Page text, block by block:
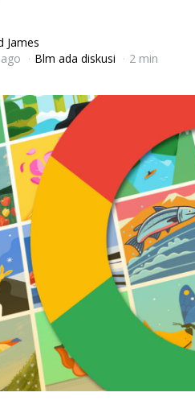
James
Blm ada diskusi 2 min